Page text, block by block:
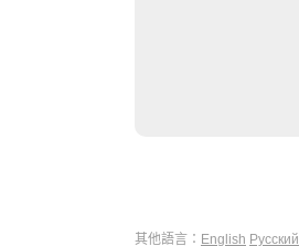
其他語言： English Русский